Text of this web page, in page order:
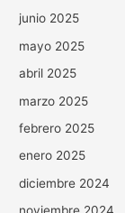
junio 2025
mayo 2025
abril 2025
marzo 2025
febrero 2025
enero 2025
diciembre 2024